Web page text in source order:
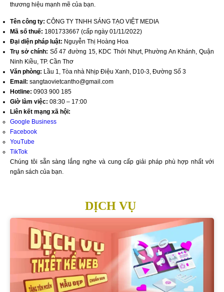
thương hiệu mạnh mẽ của bạn.
Tên công ty: CÔNG TY TNHH SÁNG TẠO VIỆT MEDIA
Mã số thuế: 1801733667 (cấp ngày 01/11/2022)
Đại diện pháp luật: Nguyễn Thị Hoàng Hoa
Trụ sở chính: Số 47 đường 15, KDC Thới Nhựt, Phường An Khánh, Quận
Ninh Kiều, TP. Cần Thơ
Văn phòng: Lầu 1, Tòa nhà Nhịp Điệu Xanh, D10-3, Đường Số 3
Email: sangtaovietcantho@gmail.com
Hotline: 0903 900 185
Giờ làm việc: 08:30 – 17:00
Liên kết mạng xã hội:
Google Business
Facebook
YouTube
TikTok
Chúng tôi sẵn sàng lắng nghe và cung cấp giải pháp phù hợp nhất với
ngân sách của bạn.
DỊCH VỤ